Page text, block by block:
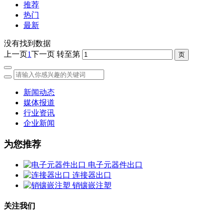
推荐
热门
最新
没有找到数据
上一页1下一页 转至第
新闻动态
媒体报道
行业资讯
企业新闻
为您推荐
电子元器件出口
连接器出口
销镶嵌注塑
关注我们